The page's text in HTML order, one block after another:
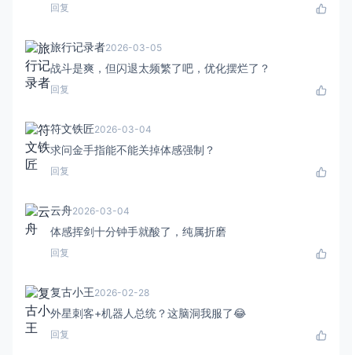
回复
旅行记录者2026-03-05
战斗是爽，但闪退太频繁了吧，优化摆烂了？
回复
符文铁匠2026-03-04
求问金手指能不能关掉体感强制？
回复
云舟2026-03-04
体感挥剑十分钟手就酸了，纯属折磨
回复
复古小王2026-02-28
外星刺客+机器人总统？这脑洞我服了😂
回复